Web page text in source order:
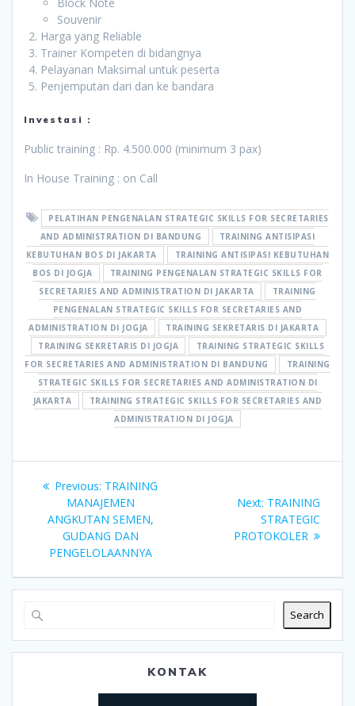
Souvenir
Harga yang Reliable
Trainer Kompeten di bidangnya
Pelayanan Maksimal untuk peserta
Penjemputan dari dan ke bandara
Investasi :
Public training : Rp. 4.500.000 (minimum 3 pax)
In House Training : on Call
PELATIHAN PENGENALAN STRATEGIC SKILLS FOR SECRETARIES
AND ADMINISTRATION DI BANDUNG
TRAINING ANTISIPASI
KEBUTUHAN BOS DI JAKARTA
TRAINING ANTISIPASI KEBUTUHAN
BOS DI JOGJA
TRAINING PENGENALAN STRATEGIC SKILLS FOR
SECRETARIES AND ADMINISTRATION DI JAKARTA
TRAINING
PENGENALAN STRATEGIC SKILLS FOR SECRETARIES AND
ADMINISTRATION DI JOGJA
TRAINING SEKRETARIS DI JAKARTA
TRAINING SEKRETARIS DI JOGJA
TRAINING STRATEGIC SKILLS
FOR SECRETARIES AND ADMINISTRATION DI BANDUNG
TRAINING
STRATEGIC SKILLS FOR SECRETARIES AND ADMINISTRATION DI
JAKARTA
TRAINING STRATEGIC SKILLS FOR SECRETARIES AND
ADMINISTRATION DI JOGJA
Post
navigation
Previous: Previous
post:
TRAINING
MANAJEMEN
ANGKUTAN SEMEN,
GUDANG DAN
PENGELOLAANNYA
Next: Next
post:
TRAINING
STRATEGIC
PROTOKOLER
Search
KONTAK